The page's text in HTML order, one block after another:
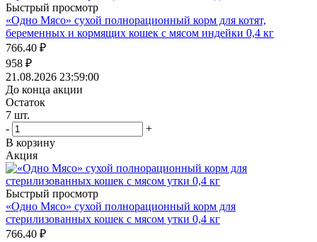
Быстрый просмотр
«Одно Мясо» сухой полнорационный корм для котят,
беременных и кормящих кошек с мясом индейки 0,4 кг
766.40 ₽
958 ₽
21.08.2026 23:59:00
До конца акции
Остаток
7 шт.
-
+
В корзину
Акция
Быстрый просмотр
«Одно Мясо» сухой полнорационный корм для
стерилизованных кошек с мясом утки 0,4 кг
766.40 ₽